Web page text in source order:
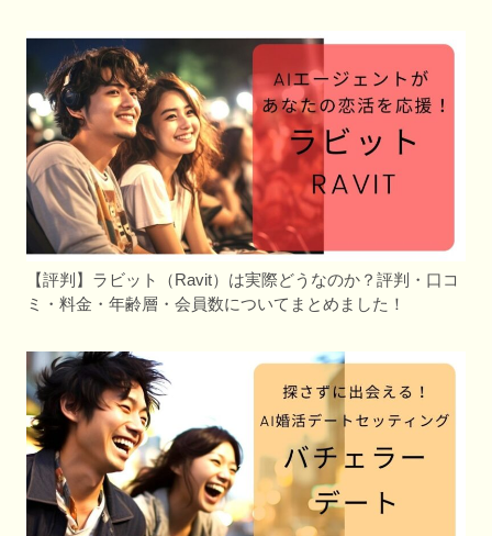
【評判】ラビット（Ravit）は実際どうなのか？評判・口コ
ミ・料金・年齢層・会員数についてまとめました！